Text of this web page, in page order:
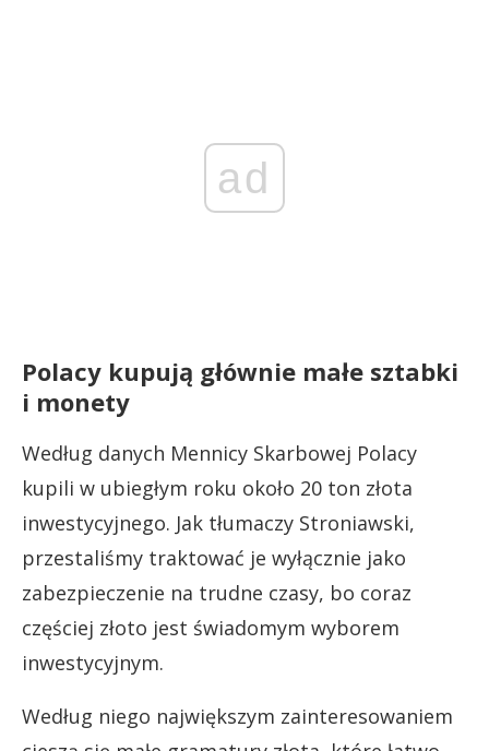
ad
Polacy kupują głównie małe sztabki
i monety
Według danych Mennicy Skarbowej Polacy
kupili w ubiegłym roku około 20 ton złota
inwestycyjnego. Jak tłumaczy Stroniawski,
przestaliśmy traktować je wyłącznie jako
zabezpieczenie na trudne czasy, bo coraz
częściej złoto jest świadomym wyborem
inwestycyjnym.
Według niego największym zainteresowaniem